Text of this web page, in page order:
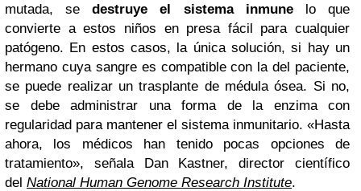
mutada, sedestruye el sistema inmunelo que
convierte a estos niños en presa fácil para cualquier
patógeno. En estos casos, la única solución, si hay un
hermano cuya sangre es compatible con la del paciente,
se puede realizar un trasplante de médula ósea. Si no,
se debe administrar una forma de la enzima con
regularidad para mantener el sistema inmunitario. «Hasta
ahora, los médicos han tenido pocas opciones de
tratamiento», señala Dan Kastner, director científico
del National Human Genome Research Institute.